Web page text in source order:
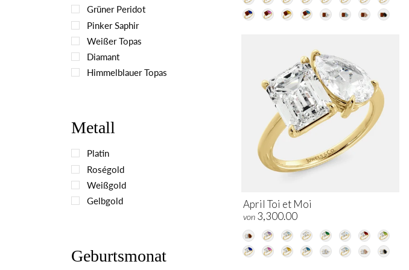
Grüner Peridot
Pinker Saphir
Weißer Topas
Diamant
Himmelblauer Topas
Metall
Platin
Roségold
Weißgold
Gelbgold
Geburtsmonat
April Toi et Moi
von 3,300.00